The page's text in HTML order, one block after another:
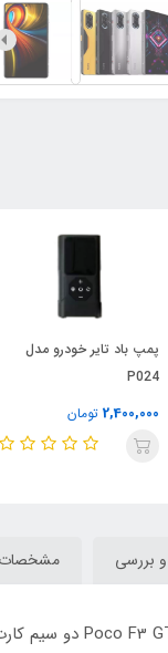
پمپ باد تایر خودرو مدل
P024
2,400,000 تومان
بررسی مشخصات